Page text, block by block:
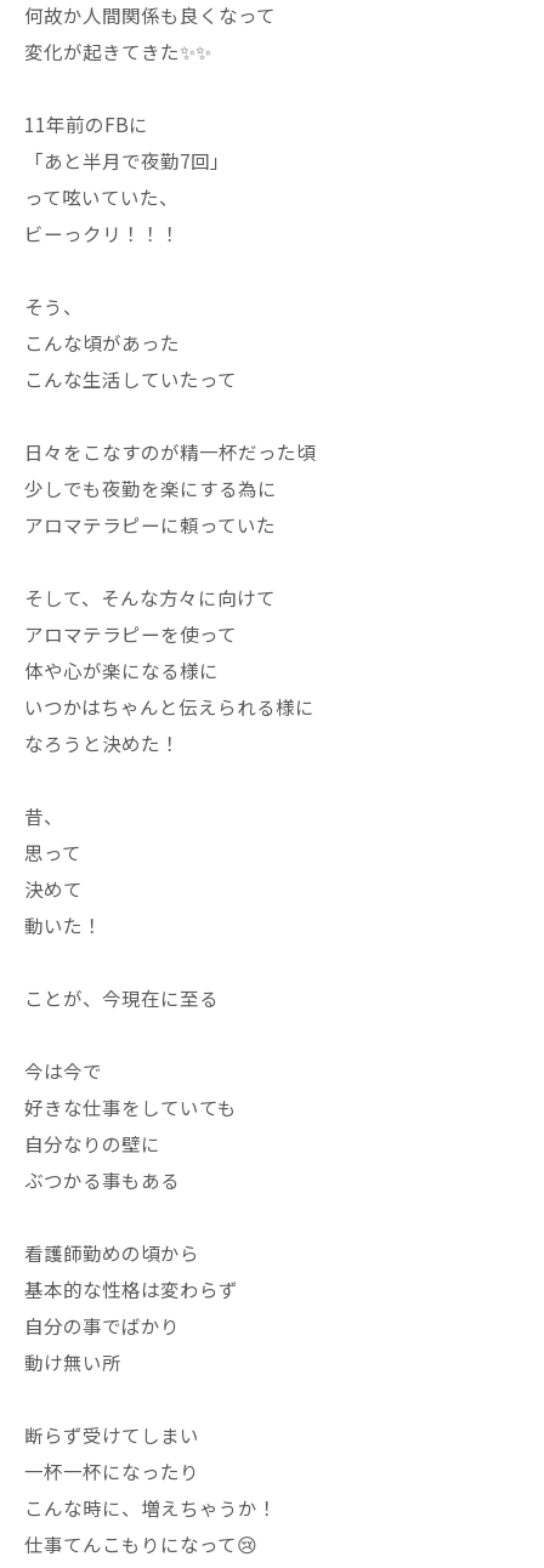
何故か人間関係も良くなって
変化が起きてきた✨✨
11年前のFBに
「あと半月で夜勤7回」
って呟いていた、
ビーっクリ！！！
そう、
こんな頃があった
こんな生活していたって
日々をこなすのが精一杯だった頃
少しでも夜勤を楽にする為に
アロマテラピーに頼っていた
そして、そんな方々に向けて
アロマテラピーを使って
体や心が楽になる様に
いつかはちゃんと伝えられる様に
なろうと決めた！
昔、
思って
決めて
動いた！
ことが、今現在に至る
今は今で
好きな仕事をしていても
自分なりの壁に
ぶつかる事もある
看護師勤めの頃から
基本的な性格は変わらず
自分の事でばかり
動け無い所
断らず受けてしまい
一杯一杯になったり
こんな時に、増えちゃうか！
仕事てんこもりになって😢